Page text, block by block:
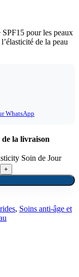
pour les peaux
de la peau
WhatsApp
la livraison
Soin de Jour
, Soins anti-âge et